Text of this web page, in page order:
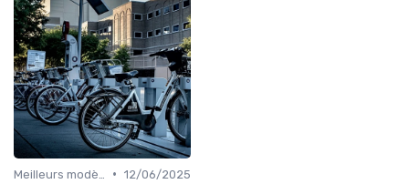
• 12/06/2025